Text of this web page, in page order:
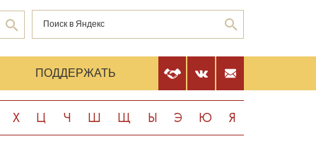
ПОДДЕРЖАТЬ
Х Ц Ч Ш Щ Ы Э Ю Я